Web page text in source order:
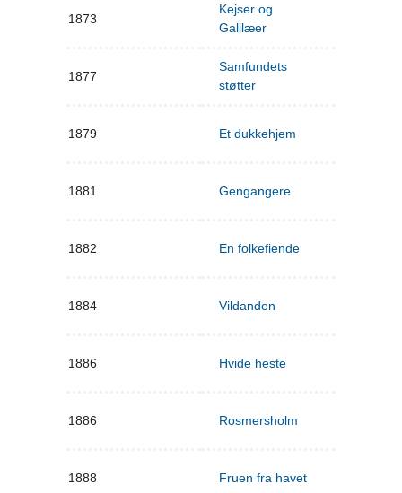
1873
Kejser og
Galilæer
1877
Samfundets
støtter
1879 Et dukkehjem
1881 Gengangere
1882 En folkefiende
1884 Vildanden
1886 Hvide heste
1886 Rosmersholm
1888 Fruen fra havet